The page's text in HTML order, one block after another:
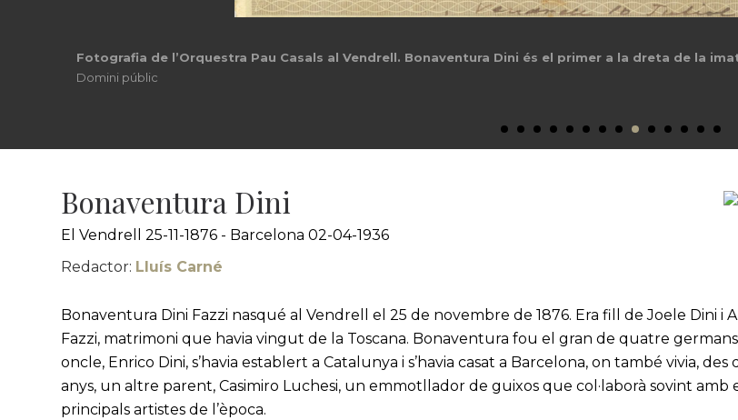
Inauguració de l’orgue restaurat de l’església del Vendrell. Bonaventura Dini és a la dreta de la
© Arxiu Comarcal del Baix Penedés
Bonaventura Dini
El Vendrell 25-11-1876 - Barcelona 02-04-1936
Redactor: Lluís Carné
Bonaventura Dini Fazzi nasqué al Vendrell el 25 de novembre de 1876. Era fill de Joele Dini i
Fazzi, matrimoni que havia vingut de la Toscana. Bonaventura fou el gran de quatre
oncle, Enrico Dini, s’havia establert a Catalunya i s’havia casat a Barcelona, on també vivia, des
anys, un altre parent, Casimiro Luchesi, un emmotllador de guixos que col·laborà sovint amb
principals artistes de l’època.